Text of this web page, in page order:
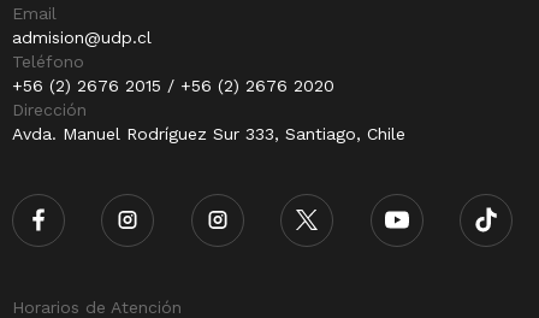
Email
admision@udp.cl
Teléfono
+56 (2) 2676 2015 / +56 (2) 2676 2020
Dirección
Avda. Manuel Rodríguez Sur 333, Santiago, Chile
Horarios de Atención